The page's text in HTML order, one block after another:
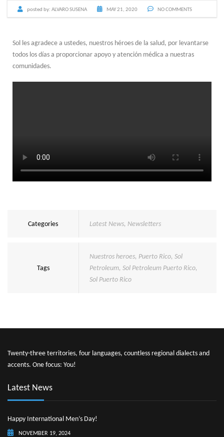
posted by: ALVARO SUSENA MAY 21, 2020 NO COMMENTS
Sol les agradece a ustedes, nuestros héroes de la salud, por levantarse
todos los días a proporcionar apoyo y atención médica a nuestras
comunidades.
Categories Latest News, Newsletters
Tags
Nuestros heroes, Puerto Rico, Sol
Petroleum, Sol Petroleum Puerto Rico,
Sol Puerto Rico
Twenty-three territories, four languages, countless regional dialects and
accents. One focus: You!
Latest News
Happy International Men’s Day!
NOVEMBER 19, 2024